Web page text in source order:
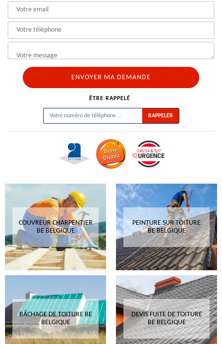
ÊTRE RAPPELÉ
COUVREUR CHARPENTIER
BE BELGIQUE
PEINTURE SUR TOITURE
BE BELGIQUE
BÂCHAGE DE TOITURE BE
BELGIQUE
DEVIS FUITE DE TOITURE
BE BELGIQUE